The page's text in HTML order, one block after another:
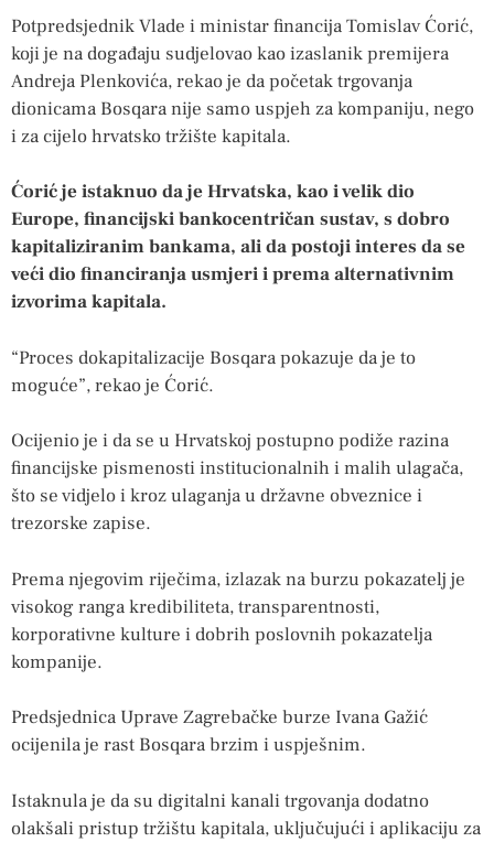
Potpredsjednik Vlade i ministar financija Tomislav Ćorić,
koji je na događaju sudjelovao kao izaslanik premijera
Andreja Plenkovića, rekao je da početak trgovanja
dionicama Bosqara nije samo uspjeh za kompaniju, nego
i za cijelo hrvatsko tržište kapitala.
Ćorić je istaknuo da je Hrvatska, kao i velik dio
Europe, financijski bankocentričan sustav, s dobro
kapitaliziranim bankama, ali da postoji interes da se
veći dio financiranja usmjeri i prema alternativnim
izvorima kapitala.
“Proces dokapitalizacije Bosqara pokazuje da je to
moguće”, rekao je Ćorić.
Ocijenio je i da se u Hrvatskoj postupno podiže razina
financijske pismenosti institucionalnih i malih ulagača,
što se vidjelo i kroz ulaganja u državne obveznice i
trezorske zapise.
Prema njegovim riječima, izlazak na burzu pokazatelj je
visokog ranga kredibiliteta, transparentnosti,
korporativne kulture i dobrih poslovnih pokazatelja
kompanije.
Predsjednica Uprave Zagrebačke burze Ivana Gažić
ocijenila je rast Bosqara brzim i uspješnim.
Istaknula je da su digitalni kanali trgovanja dodatno
olakšali pristup tržištu kapitala, uključujući i aplikaciju za